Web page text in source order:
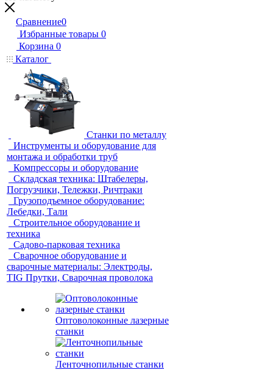
Сравнение0
Избранные товары 0
Корзина 0
Каталог
Станки по металлу
Инструменты и оборудование для
монтажа и обработки труб
Компрессоры и оборудование
Складская техника: Штабелеры,
Погрузчики, Тележки, Ричтраки
Грузоподъемное оборудование:
Лебедки, Тали
Строительное оборудование и
техника
Садово-парковая техника
Сварочное оборудование и
сварочные материалы: Электроды,
TIG Прутки, Сварочная проволока
Оптоволоконные лазерные
станки
Ленточнопильные станки